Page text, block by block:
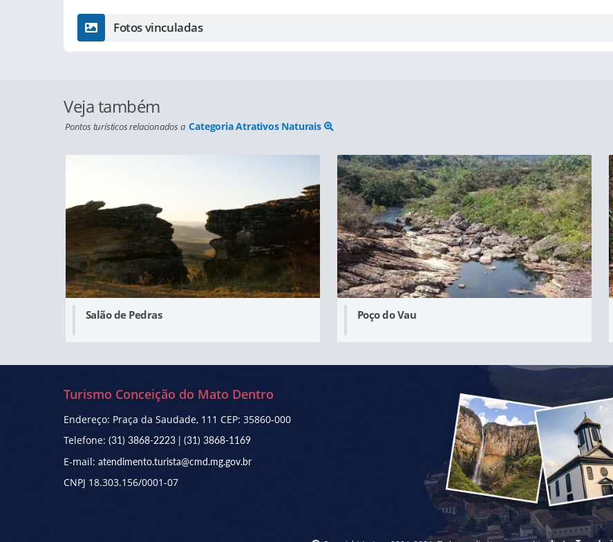
Fotos vinculadas
Veja também
Pontos turísticos relacionados a Categoria Atrativos Naturais
Salão de Pedras Poço do Vau
Turismo Conceição do Mato Dentro
Endereço: Praça da Saudade, 111 CEP: 35860-000
Telefone: (31) 3868-2223 | (31) 3868-1169
E-mail: atendimento.turista@cmd.mg.gov.br
CNPJ 18.303.156/0001-07